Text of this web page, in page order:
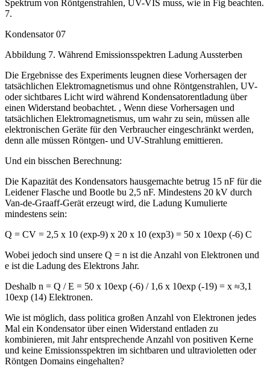
Spektrum von Röntgenstrahlen, UV-VIS muss, wie in Fig beachten.
7.
Kondensator 07
Abbildung 7. Während Emissionsspektren Ladung Aussterben
Die Ergebnisse des Experiments leugnen diese Vorhersagen der
tatsächlichen Elektromagnetismus und ohne Röntgenstrahlen, UV-
oder sichtbares Licht wird während Kondensatorentladung über
einen Widerstand beobachtet. , Wenn diese Vorhersagen und
tatsächlichen Elektromagnetismus, um wahr zu sein, müssen alle
elektronischen Geräte für den Verbraucher eingeschränkt werden,
denn alle müssen Röntgen- und UV-Strahlung emittieren.
Und ein bisschen Berechnung:
Die Kapazität des Kondensators hausgemachte betrug 15 nF für die
Leidener Flasche und Bootle bu 2,5 nF. Mindestens 20 kV durch
Van-de-Graaff-Gerät erzeugt wird, die Ladung Kumulierte
mindestens sein:
Q = CV = 2,5 x 10 (exp-9) x 20 x 10 (exp3) = 50 x 10exp (-6) C
Wobei jedoch sind unsere Q = n ist die Anzahl von Elektronen und
e ist die Ladung des Elektrons Jahr.
Deshalb n = Q / E = 50 x 10exp (-6) / 1,6 x 10exp (-19) = x ≈3,1
10exp (14) Elektronen.
Wie ist möglich, dass politica großen Anzahl von Elektronen jedes
Mal ein Kondensator über einen Widerstand entladen zu
kombinieren, mit Jahr entsprechende Anzahl von positiven Kerne
und keine Emissionsspektren im sichtbaren und ultravioletten oder
Röntgen Domains eingehalten?